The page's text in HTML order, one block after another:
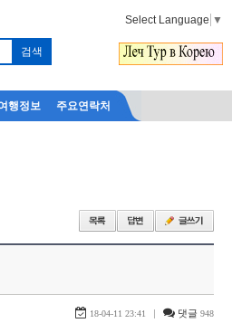
Select Language ▼
행정보 주요연락처
18-04-11 23:41 | 댓글 948